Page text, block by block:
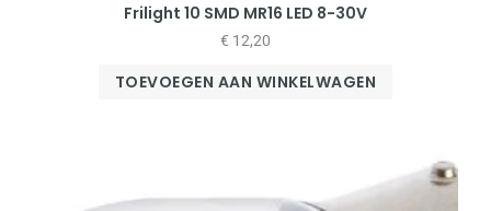
Frilight 10 SMD MR16 LED 8-30V
€ 12,20
TOEVOEGEN AAN WINKELWAGEN